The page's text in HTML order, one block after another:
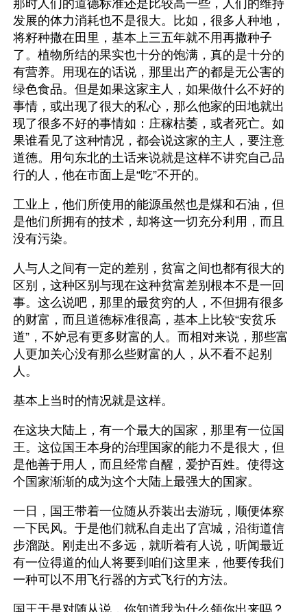
那时人们的道德标准还是比较高一些，人们的维持
发展的体力消耗也不是很大。比如，很多人种地，
将籽种撒在田里，基本上三五年就不用再撒种子
了。植物所结的果实也十分的饱满，真的是十分的
有营养。用现在的话说，那里出产的都是无公害的
绿色食品。但是如果这家主人，如果做什么不好的
事情，或出现了很大的私心，那么他家的田地就出
现了很多不好的事情如：庄稼枯萎，或者死亡。如
果谁看见了这种情况，都会说这家的主人，要注意
道德。用句东北的土话来说就是这样不讲究自己品
行的人，他在市面上是“吃”不开的。
工业上，他们所使用的能源虽然也是煤和石油，但
是他们所拥有的技术，却将这一切充分利用，而且
没有污染。
人与人之间有一定的差别，贫富之间也都有很大的
区别，这种区别与现在这种贫富差别根本不是一回
事。这么说吧，那里的最贫穷的人，不但拥有很多
的财富，而且道德标准很高，基本上比较“安贫乐
道”，不妒忌有更多财富的人。而相对来说，那些富
人更加关心没有那么些财富的人，从不看不起别
人。
基本上当时的情况就是这样。
在这块大陆上，有一个最大的国家，那里有一位国
王。这位国王本身的治理国家的能力不是很大，但
是他善于用人，而且经常自醒，爱护百姓。使得这
个国家渐渐的成为这个大陆上最强大的国家。
一日，国王带着一位随从乔装出去游玩，顺便体察
一下民风。于是他们就私自走出了宫城，沿街道信
步溜跶。刚走出不多远，就听着有人说，听闻最近
有一位得道的仙人将要到咱们这里来，他要传我们
一种可以不用飞行器的方式飞行的方法。
国王于是对随从说，你知道我为什么领你出来吗？